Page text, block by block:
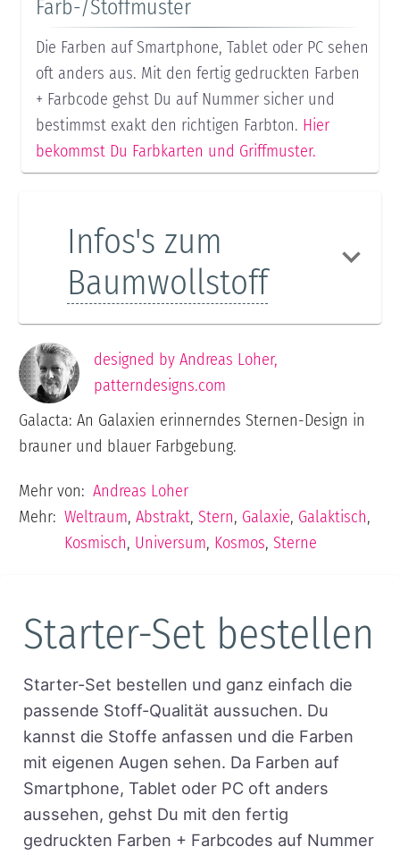
Farb-/Stoffmuster
Die Farben auf Smartphone, Tablet oder PC sehen
oft anders aus. Mit den fertig gedruckten Farben
+ Farbcode gehst Du auf Nummer sicher und
bestimmst exakt den richtigen Farbton. Hier
bekommst Du Farbkarten und Griffmuster.
Infos's zum
Baumwollstoff
designed by Andreas Loher,
patterndesigns.com
Galacta: An Galaxien erinnerndes Sternen-Design in
brauner und blauer Farbgebung.
Mehr von: Andreas Loher
Mehr: Weltraum,Abstrakt,Stern, Galaxie, Galaktisch,
Kosmisch, Universum, Kosmos,Sterne
Starter-Set bestellen
Starter-Set bestellen und ganz einfach die
passende Stoff-Qualität aussuchen. Du
kannst die Stoffe anfassen und die Farben
mit eigenen Augen sehen. Da Farben auf
Smartphone, Tablet oder PC oft anders
aussehen, gehst Du mit den fertig
gedruckten Farben + Farbcodes auf Nummer